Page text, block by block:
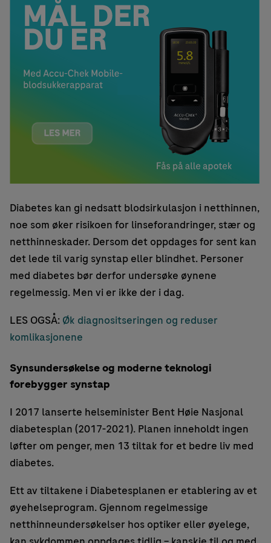
Diabetes kan gi nedsatt blodsirkulasjon i netthinnen,
noe som øker risikoen for linseforandringer, stær og
netthinneskader. Dersom det oppdages for sent kan
det lede til varig synstap eller blindhet. Personer
med diabetes bør derfor undersøke øynene
regelmessig. Men vi er ikke der i dag.
LES OGSÅ: Øk diagnositseringen og reduser
komlikasjonene
Synsundersøkelse og moderne teknologi
forebygger synstap
I 2017 lanserte helseminister Bent Høie Nasjonal
diabetesplan (2017-2021). Planen inneholdt ingen
løfter om penger, men 13 tiltak for et bedre liv med
diabetes.
Ett av tiltakene i Diabetesplanen er etablering av et
øyehelseprogram. Gjennom regelmessige
netthinneundersøkelser hos optiker eller øyelege,